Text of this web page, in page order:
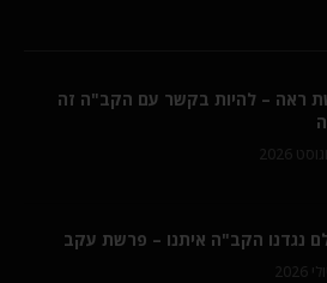
ראה – להיות בקשר עם הקב"ה זה
נגדנו הקב"ה איתנו – פרשת עקב